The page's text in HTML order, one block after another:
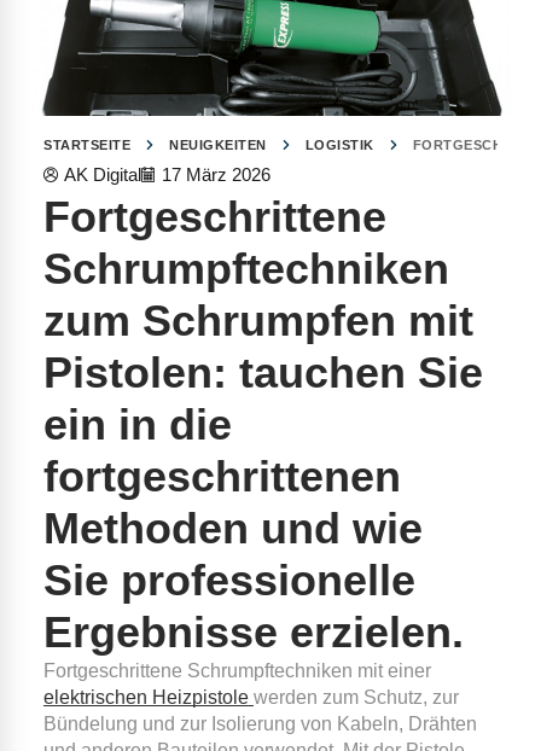
STARTSEITE NEUIGKEITEN LOGISTIK
AK Digital 17 März 2026
Fortgeschrittene
Schrumpftechniken
zum Schrumpfen mit
Pistolen: tauchen Sie
ein in die
fortgeschrittenen
Methoden und wie
Sie professionelle
Ergebnisse erzielen.
Fortgeschrittene Schrumpftechniken mit einer
elektrischen Heizpistole werden zum Schutz, zur
Bündelung und zur Isolierung von Kabeln, Drähten